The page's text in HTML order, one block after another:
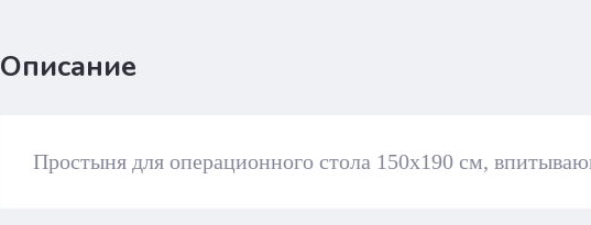
Описание
Простыня для операционного стола 150х190 см,